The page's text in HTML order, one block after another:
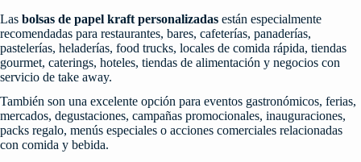
Las bolsas de papel kraft personalizadas están especialmente
recomendadas para restaurantes, bares, cafeterías, panaderías,
pastelerías, heladerías, food trucks, locales de comida rápida, tiendas
gourmet, caterings, hoteles, tiendas de alimentación y negocios con
servicio de take away.
También son una excelente opción para eventos gastronómicos, ferias,
mercados, degustaciones, campañas promocionales, inauguraciones,
packs regalo, menús especiales o acciones comerciales relacionadas
con comida y bebida.